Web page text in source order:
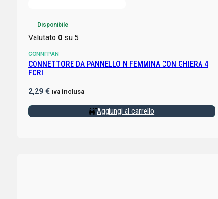
Disponibile
Valutato 0su 5
CONNFPAN
CONNETTORE DA PANNELLO N FEMMINA CON GHIERA 4
FORI
2,29 € Iva inclusa
Aggiungi al carrello